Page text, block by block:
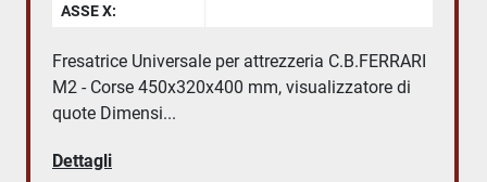
ASSE X:
Fresatrice Universale per attrezzeria C.B.FERRARI
M2 - Corse 450x320x400 mm, visualizzatore di
quote Dimensi...
Dettagli